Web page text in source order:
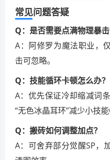
常见问题答疑
Q：是否需要点满物理暴击
A：阿修罗为魔法职业，
击可忽略。
Q：技能循环卡顿怎么办？
A：优先保证冷却缩减词
“无色冰晶耳环”减少小技能
Q：搬砖如何调整加点？
A：可舍弃部分觉醒SP，